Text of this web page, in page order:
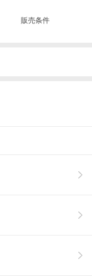
販売条件